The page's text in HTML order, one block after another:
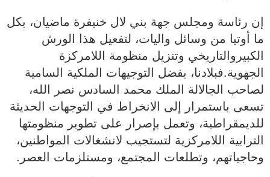
إن رئاسة ومجلس جهة بني لال خنيفرة ماضيان، بكل
ما أوتيا من وسائل واليات، لتفعيل هذا الورش
الكبيروالتاريخي وتنزيل منظومة اللامركزة
الجهوية.فبلادنا، بفضل التوجيهات الملكية السامية
لصاحب الجالالة الملك محمد السادس نصر الله،
تسعى باستمرار إلى الانخراط في التوجهات الحديثة
للديمقراطية، وتعمل بإصرار على تطوير منظومتها
الترابية اللامركزية لتستجيب لانشغالات المواطنين،
وحاجياتهم، وتطلعات المجتمع، ومستلزمات العصر.